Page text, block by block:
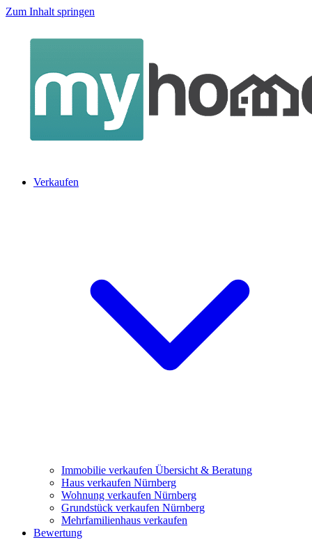
Zum Inhalt springen
Verkaufen
Immobilie verkaufen Übersicht & Beratung
Haus verkaufen Nürnberg
Wohnung verkaufen Nürnberg
Grundstück verkaufen Nürnberg
Mehrfamilienhaus verkaufen
Bewertung